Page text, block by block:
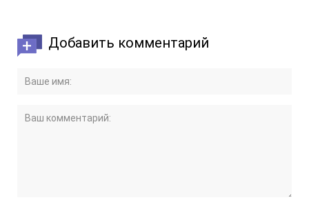
Добавить комментарий